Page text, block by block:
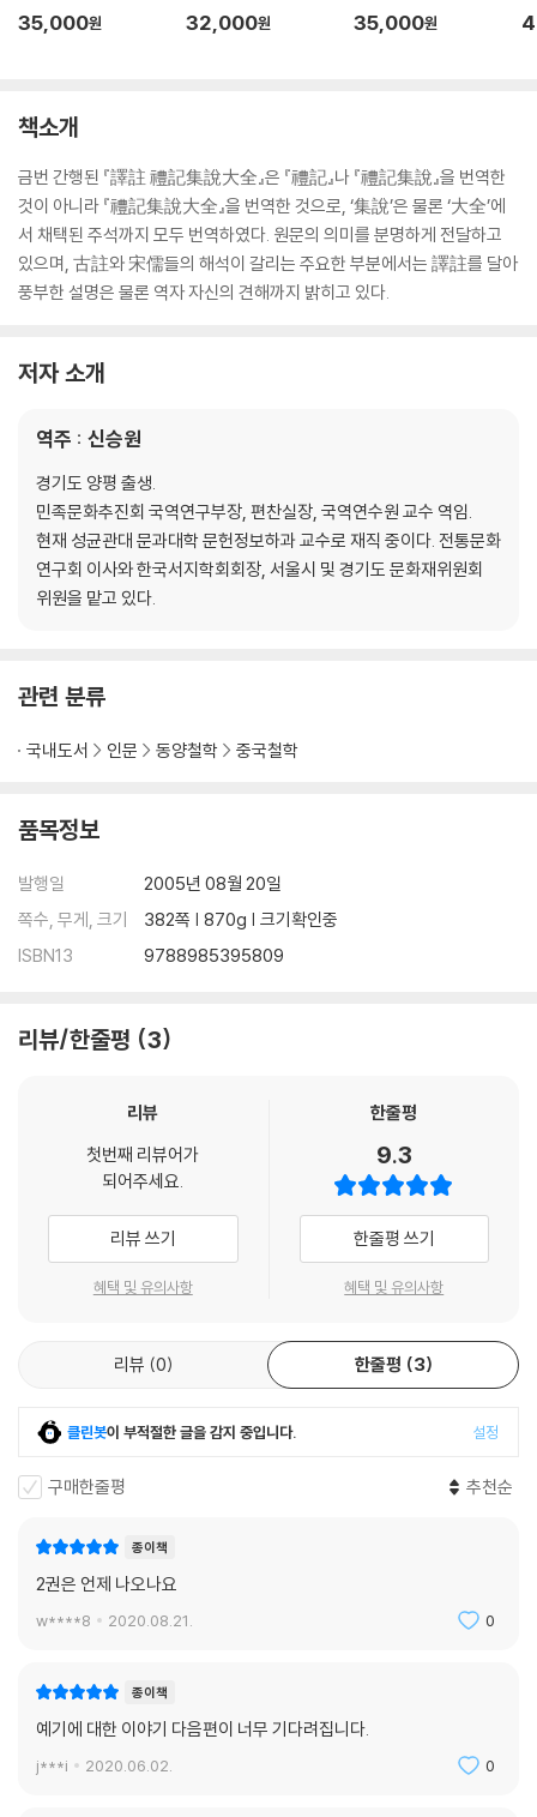
35,000원 32,000원 35,000원
책소개
금번 간행된 『譯註 禮記集說大全』은 『禮記』나 『禮記集說』을 번역한
것이 아니라 『禮記集說大全』을 번역한 것으로, ‘集說’은 물론 ‘大全’에
서 채택된 주석까지 모두 번역하였다. 원문의 의미를 분명하게 전달하고
있으며, 古註와 宋儒들의 해석이 갈리는 주요한 부분에서는 譯註를 달아
풍부한 설명은 물론 역자 자신의 견해까지 밝히고 있다.
저자 소개
역주 : 신승원
경기도 양평 출생.
민족문화추진회 국역연구부장, 편찬실장, 국역연수원 교수 역임.
현재 성균관대 문과대학 문헌정보하과 교수로 재직 중이다. 전통문화
연구회 이사와 한국서지학회회장, 서울시 및 경기도 문화재위원회
위원을 맡고 있다.
관련 분류
국내도서 인문 동양철학 중국철학
품목정보
발행일
2005년 08월 20일
쪽수, 무게, 크기
382쪽 | 870g | 크기확인중
ISBN13
9788985395809
리뷰/한줄평 3
리뷰
첫번째 리뷰어가
되어주세요.
리뷰 쓰기
혜택 및 유의사항
한줄평
9.3
한줄평 쓰기
혜택 및 유의사항
리뷰 0 한줄평 3
클린봇이 부적절한 글을 감지 중입니다. 설정
구매한줄평 추천순
종이책
2권은 언제 나오나요
w****8 2020.08.21. 0
종이책
예기에 대한 이야기 다음편이 너무 기다려집니다.
j***i 2020.06.02. 0